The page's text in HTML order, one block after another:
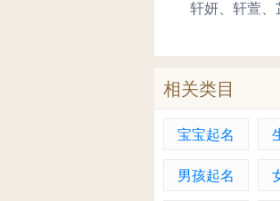
轩妍、轩萱、
相关类目
宝宝起名
男孩起名